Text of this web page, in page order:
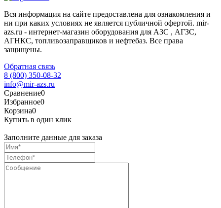
Вся информация на сайте предоставлена для ознакомления и
ни при каких условиях не является публичной офертой. mir-
azs.ru - интернет-магазин оборудования для АЗС , АГЗС,
АГНКС, топливозаправщиков и нефтебаз. Все права
защищены.
Обратная связь
8 (800) 350-08-32
info@mir-azs.ru
Сравнение0
Избранное0
Корзина0
Купить в один клик
Заполните данные для заказа